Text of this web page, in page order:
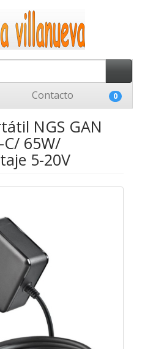
Contacto 0
NGS GAN
C/ 65W/
5-20V